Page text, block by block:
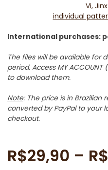
Vi,
individual
International purchases:
The files will be available for
period. Access MY ACCOUNT
to download them.
Note: The price is in Brazilian
converted by PayPal to your
checkout.
R$29,90 – R$